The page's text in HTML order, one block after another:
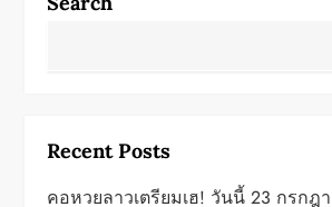
i
g
Recent Posts
คอหวยลาวเตรียมเฮ! วันนี้ 23 กรกฎ